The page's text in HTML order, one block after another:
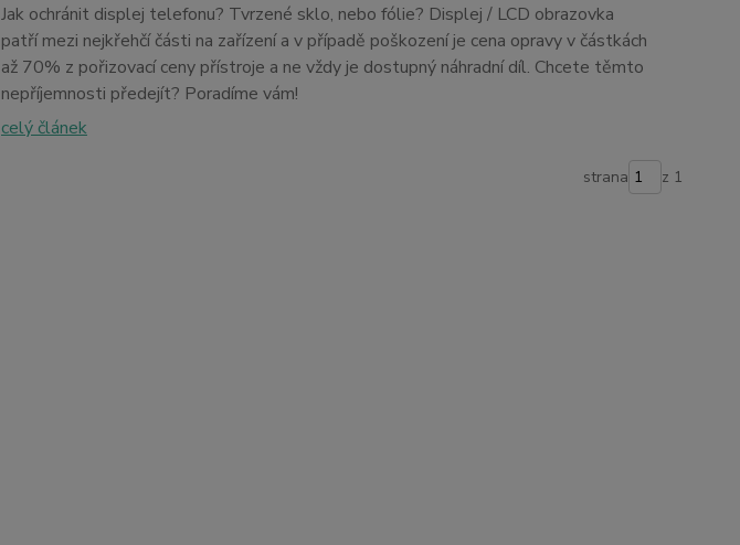
Jak ochránit displej telefonu? Tvrzené sklo, nebo fólie? Displej / LCD obrazovka
patří mezi nejkřehčí části na zařízení a v případě poškození je cena opravy v částkách
až 70% z pořizovací ceny přístroje a ne vždy je dostupný náhradní díl. Chcete těmto
nepříjemnosti předejít? Poradíme vám!
celý článek
strana z 1